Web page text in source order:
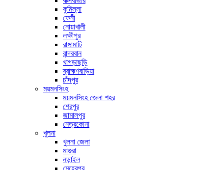
কুমিল্লা
ফেনী
নোয়াখালী
লক্ষীপুর
রাঙ্গামাটি
বান্দরবান
খাগড়াছড়ি
ব্রাহ্মণবাড়িয়া
চাঁদপুর
ময়মনসিংহ
ময়মনসিংহ জেলা শহর
শেরপুর
জামালপুর
নেত্রকোনা
খুলনা
খুলনা জেলা
মাগুরা
নড়াইল
মেহেরপুর